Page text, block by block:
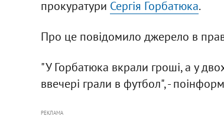
прокуратури Сергія Горбатюка.
Про це повідомило джерело в
"У Горбатюка вкрали гроші, а у
ввечері грали в футбол", -
РЕКЛАМА